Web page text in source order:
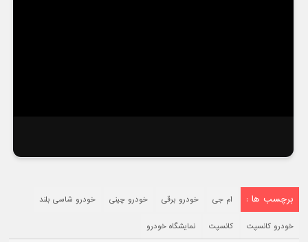
برچسب ها : ام جی خودرو برقی خودرو چینی خودرو شاسی بلند
خودرو کانسپت کانسپت نمایشگاه خودرو